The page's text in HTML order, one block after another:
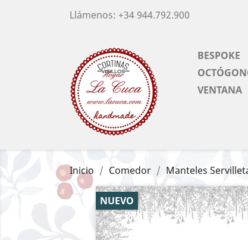
Llámenos: +34 944.792.900
BESPOKE
VENTANA
Inicio Comedor Manteles
NUEVO